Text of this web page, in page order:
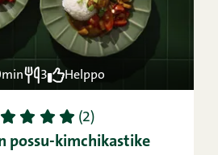
3 Helppo
2 3 4 5 (2)
possu-kimchikastike